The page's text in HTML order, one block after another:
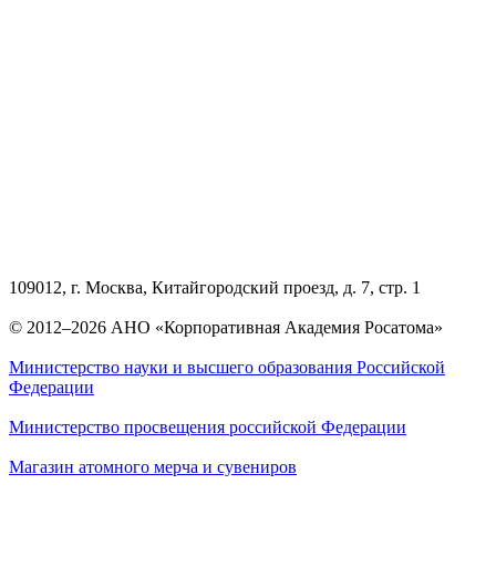
109012, г. Москва, Китайгородский проезд, д. 7, стр. 1
© 2012–2026 АНО «Корпоративная Академия Росатома»
Министерство науки и высшего образования Российской
Федерации
Министерство просвещения российской Федерации
Магазин атомного мерча и сувениров